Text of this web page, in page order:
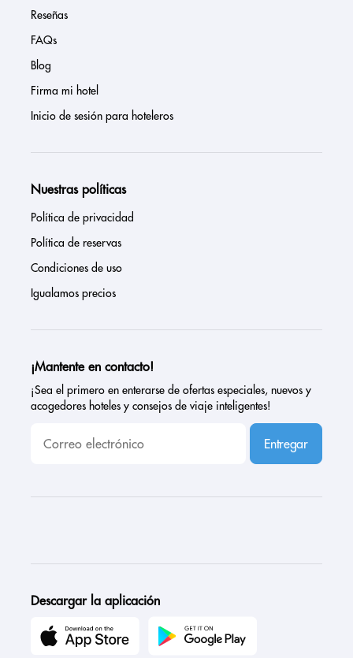
Reseñas
FAQs
Blog
Firma mi hotel
Inicio de sesión para hoteleros
Nuestras políticas
Política de privacidad
Política de reservas
Condiciones de uso
Igualamos precios
¡Mantente en contacto!
¡Sea el primero en enterarse de ofertas especiales, nuevos y
acogedores hoteles y consejos de viaje inteligentes!
Entregar
Descargar la aplicación